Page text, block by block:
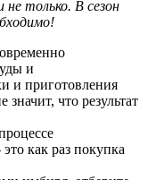
не только. В сезон
и
и приготовления
значит, что результат
как раз покупка